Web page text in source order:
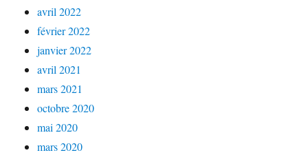
avril 2022
février 2022
janvier 2022
avril 2021
mars 2021
octobre 2020
mai 2020
mars 2020